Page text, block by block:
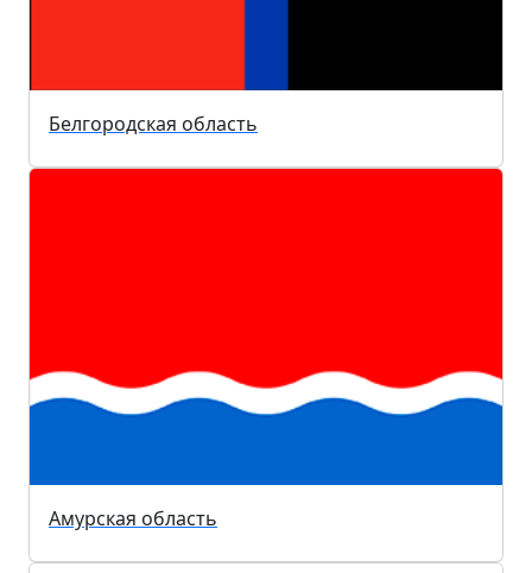
Белгородская область
Амурская область